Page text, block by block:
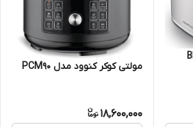
مولتی کوکر کنوود مدل PCM90
18,600,000